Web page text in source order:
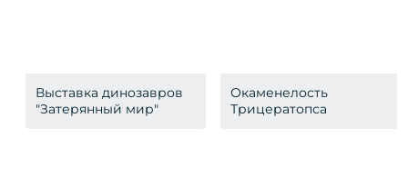
Выставка динозавров
"Затерянный мир"
Окаменелость
Трицератопса